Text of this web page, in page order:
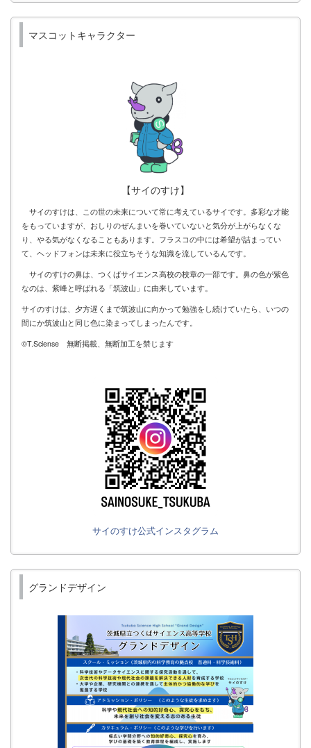
マスコットキャラクター
【サイのすけ】
サイのすけは、この世の未来について常に考えているサイです。多彩な才能
をもっていますが、おしりのぜんまいを巻いていないと気分が上がらなくな
り、やる気がなくなることもあります。フラスコの中には希望が詰まってい
て、ヘッドフォンは未来に役立ちそうな知識を流しているんです。
サイのすけの鼻は、つくばサイエンス高校の校章の一部です。鼻の色が紫色
なのは、紫峰と呼ばれる「筑波山」に由来しています。
サイのすけは、夕方遅くまで筑波山に向かって勉強をし続けていたら、いつの
間にか筑波山と同じ色に染まってしまったんです。
©T.Sciense 無断掲載、無断加工を禁じます
サイのすけ公式インスタグラム
グランドデザイン